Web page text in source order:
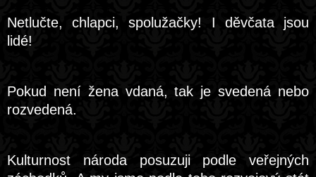
Netlučte, chlapci, spolužačky! I děvčata jsou
lidé!
Pokud není žena vdaná, tak je svedená nebo
rozvedená.
Kulturnost národa posuzuji podle veřejných